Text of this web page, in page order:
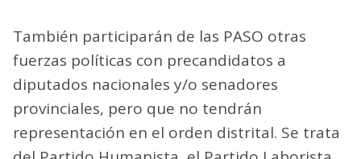
También participarán de las PASO otras
fuerzas políticas con precandidatos a
diputados nacionales y/o senadores
provinciales, pero que no tendrán
representación en el orden distrital. Se trata